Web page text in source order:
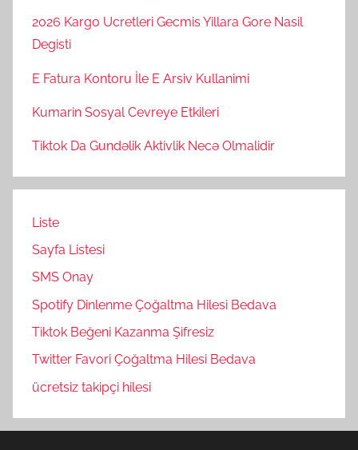
2026 Kargo Ucretleri Gecmis Yillara Gore Nasil
Degisti
E Fatura Kontoru İle E Arsiv Kullanimi
Kumarin Sosyal Cevreye Etkileri
Tiktok Da Gundəlik Aktivlik Necə Olmalidir
Liste
Sayfa Listesi
SMS Onay
Spotify Dinlenme Çoğaltma Hilesi Bedava
Tiktok Beğeni Kazanma Şifresiz
Twitter Favori Çoğaltma Hilesi Bedava
ücretsiz takipçi hilesi